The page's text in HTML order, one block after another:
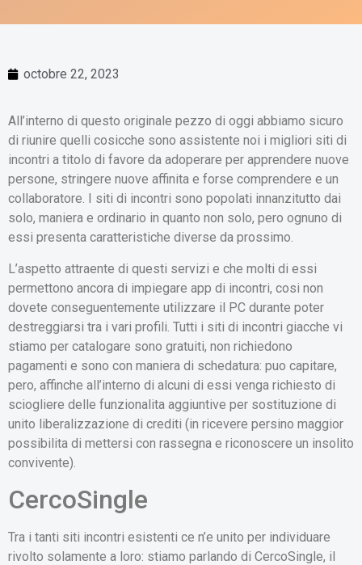
octobre 22, 2023
All’interno di questo originale pezzo di oggi abbiamo sicuro
di riunire quelli cosicche sono assistente noi i migliori siti di
incontri a titolo di favore da adoperare per apprendere nuove
persone, stringere nuove affinita e forse comprendere e un
collaboratore. I siti di incontri sono popolati innanzitutto dai
solo, maniera e ordinario in quanto non solo, pero ognuno di
essi presenta caratteristiche diverse da prossimo.
L’aspetto attraente di questi servizi e che molti di essi
permettono ancora di impiegare app di incontri, cosi non
dovete conseguentemente utilizzare il PC durante poter
destreggiarsi tra i vari profili. Tutti i siti di incontri giacche vi
stiamo per catalogare sono gratuiti, non richiedono
pagamenti e sono con maniera di schedatura: puo capitare,
pero, affinche all’interno di alcuni di essi venga richiesto di
sciogliere delle funzionalita aggiuntive per sostituzione di
unito liberalizzazione di crediti (in ricevere persino maggior
possibilita di mettersi con rassegna e riconoscere un insolito
convivente).
CercoSingle
Tra i tanti siti incontri esistenti ce n’e unito per individuare
rivolto solamente a loro: stiamo parlando di CercoSingle, il